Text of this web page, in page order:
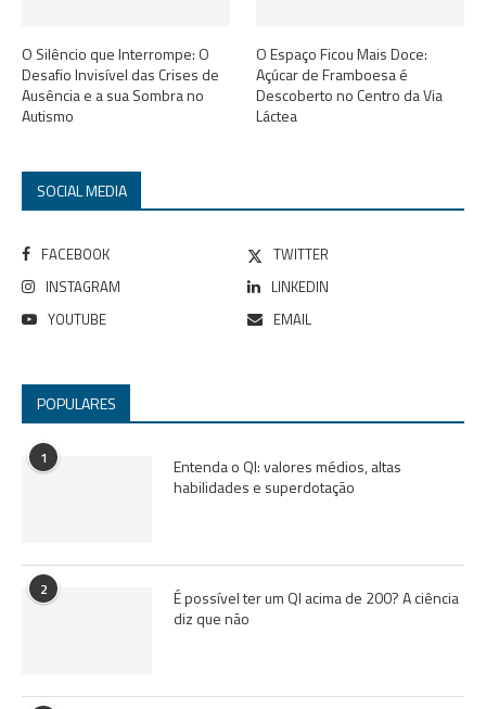
O Silêncio que Interrompe: O
Desafio Invisível das Crises de
Ausência e a sua Sombra no
Autismo
O Espaço Ficou Mais Doce:
Açúcar de Framboesa é
Descoberto no Centro da Via
Láctea
SOCIAL MEDIA
FACEBOOK
TWITTER
INSTAGRAM
LINKEDIN
YOUTUBE
EMAIL
POPULARES
1
Entenda o QI: valores médios, altas
habilidades e superdotação
2
É possível ter um QI acima de 200? A ciência
diz que não